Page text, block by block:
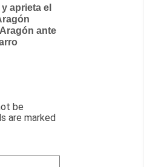
aprieta el
ante
be
are marked